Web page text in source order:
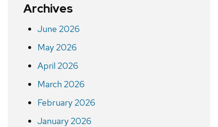
Archives
June 2026
May 2026
April 2026
March 2026
February 2026
January 2026